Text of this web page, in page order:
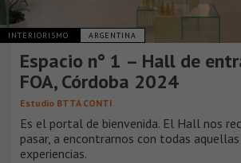
INTERIORISMO ARGENTINA
Espacio n° 1 – Hall de
FOA, Córdoba 2024
Estudio BTTA CONTI
Es el portal de bienvenida. El Hall nos
pasar, a encontrarnos con todas aquellas
experiencias.